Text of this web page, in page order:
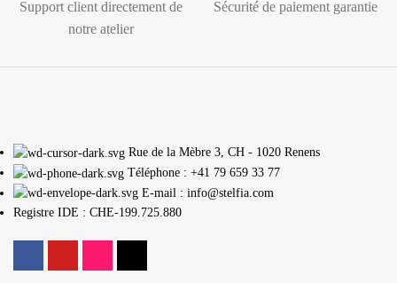
Support client directement de
notre atelier
Sécurité de paiement garantie
Rue de la Mèbre 3, CH - 1020 Renens
Téléphone : +41 79 659 33 77
E-mail : info@stelfia.com
Registre IDE : CHE-199.725.880